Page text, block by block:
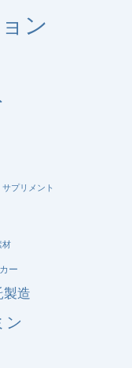
ン
プリメント
材
ー
製造
ン